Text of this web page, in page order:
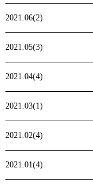
2021.06(2)
2021.05(3)
2021.04(4)
2021.03(1)
2021.02(4)
2021.01(4)